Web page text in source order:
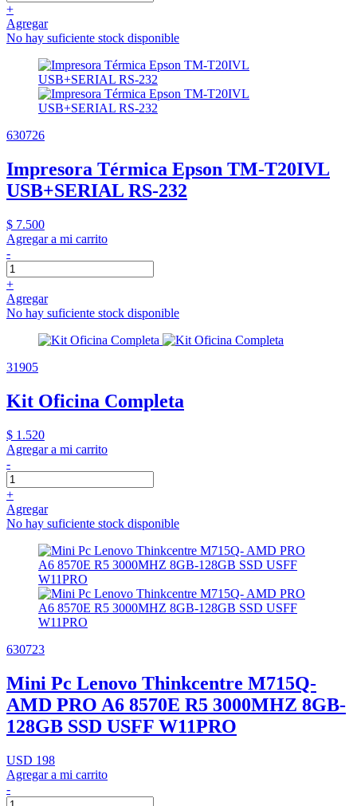
+
Agregar
No hay suficiente stock disponible
630726
Impresora Térmica Epson TM-T20IVL
USB+SERIAL RS-232
$ 7.500
Agregar a mi carrito
-
+
Agregar
No hay suficiente stock disponible
31905
Kit Oficina Completa
$ 1.520
Agregar a mi carrito
-
+
Agregar
No hay suficiente stock disponible
630723
Mini Pc Lenovo Thinkcentre M715Q-
AMD PRO A6 8570E R5 3000MHZ 8GB-
128GB SSD USFF W11PRO
USD 198
Agregar a mi carrito
-